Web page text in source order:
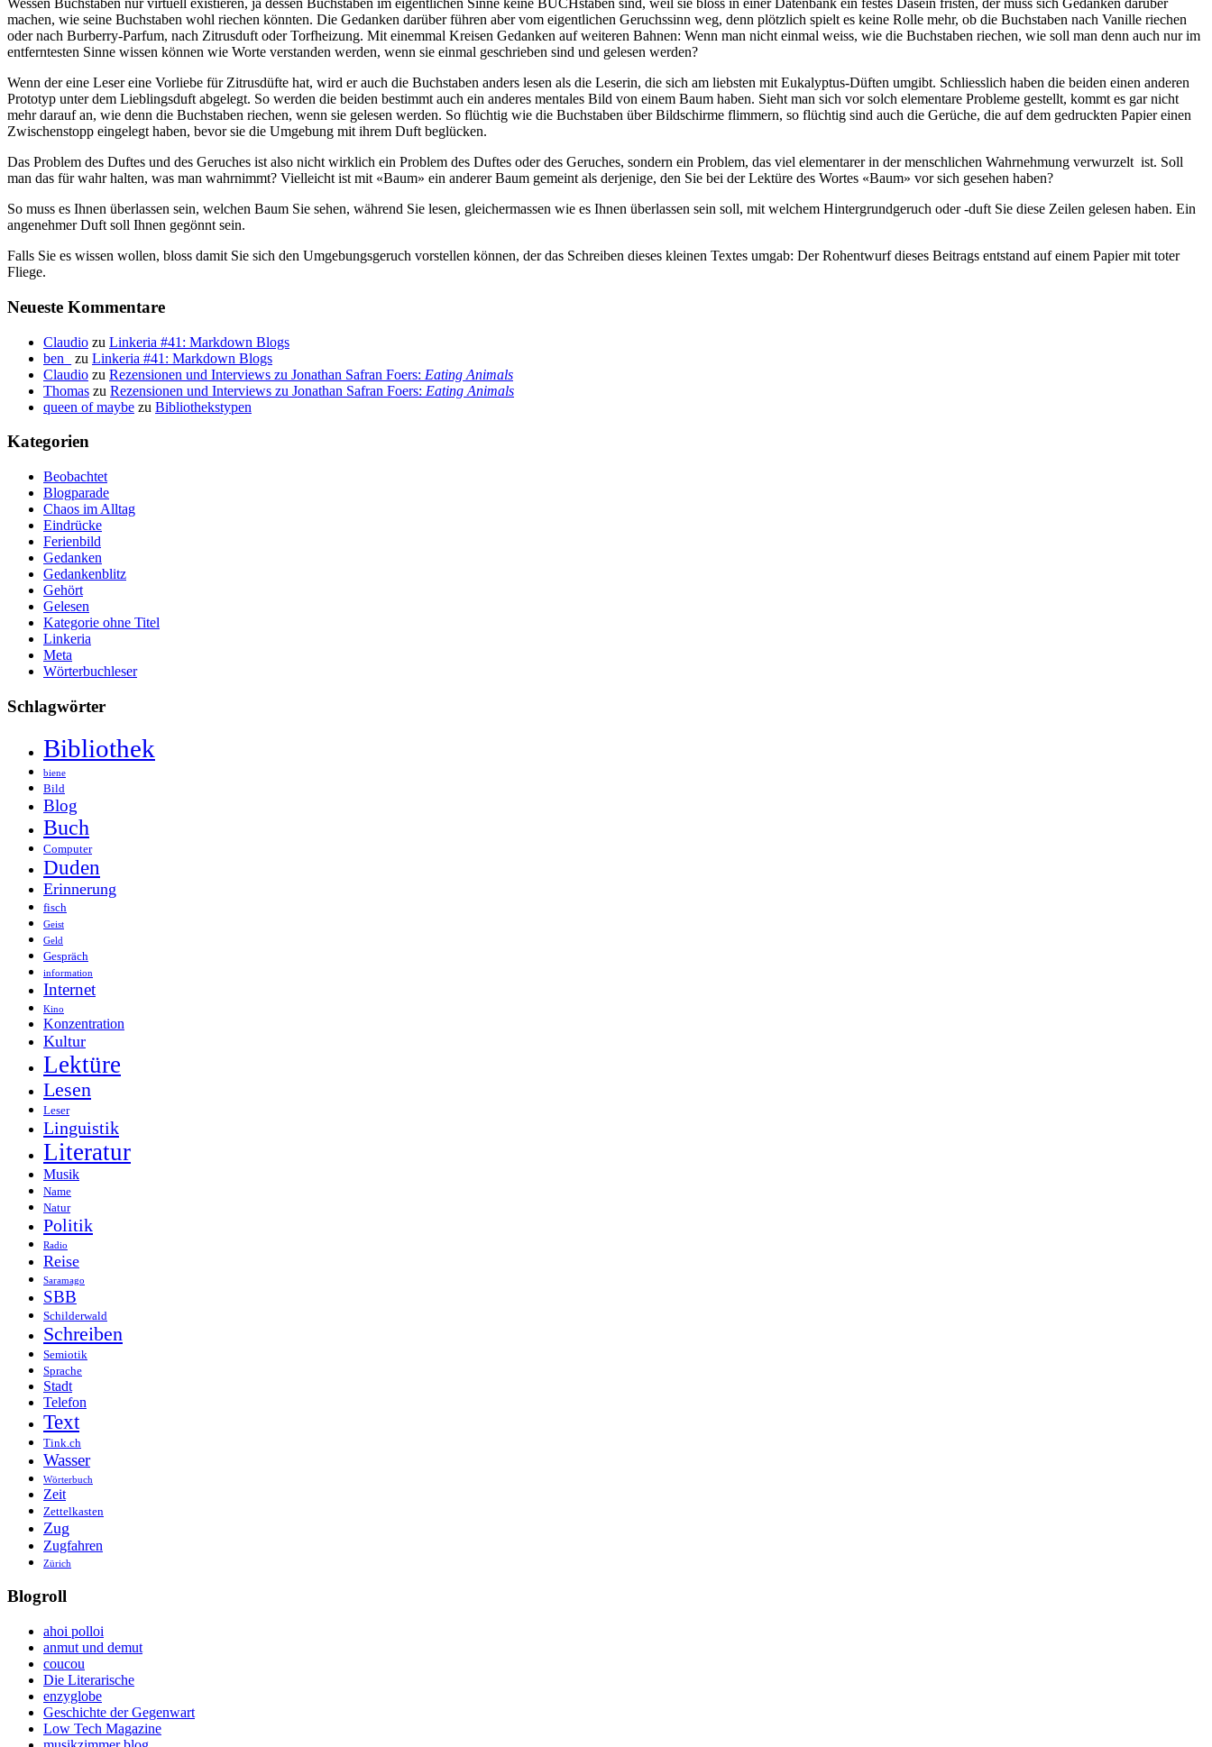
Wessen Buchstaben nur virtuell existieren, ja dessen Buchstaben im eigentlichen Sinne keine BUCHstaben sind, weil sie bloss in einer Datenbank ein festes Dasein fristen, der muss sich Gedanken darüber
machen, wie seine Buchstaben wohl riechen könnten. Die Gedanken darüber führen aber vom eigentlichen Geruchssinn weg, denn plötzlich spielt es keine Rolle mehr, ob die Buchstaben nach Vanille riechen
oder nach Burberry-Parfum, nach Zitrusduft oder Torfheizung. Mit einemmal Kreisen Gedanken auf weiteren Bahnen: Wenn man nicht einmal weiss, wie die Buchstaben riechen, wie soll man denn auch nur im
entferntesten Sinne wissen können wie Worte verstanden werden, wenn sie einmal geschrieben sind und gelesen werden?
Wenn der eine Leser eine Vorliebe für Zitrusdüfte hat, wird er auch die Buchstaben anders lesen als die Leserin, die sich am liebsten mit Eukalyptus-Düften umgibt. Schliesslich haben die beiden einen anderen
Prototyp unter dem Lieblingsduft abgelegt. So werden die beiden bestimmt auch ein anderes mentales Bild von einem Baum haben. Sieht man sich vor solch elementare Probleme gestellt, kommt es gar nicht
mehr darauf an, wie denn die Buchstaben riechen, wenn sie gelesen werden. So flüchtig wie die Buchstaben über Bildschirme flimmern, so flüchtig sind auch die Gerüche, die auf dem gedruckten Papier einen
Zwischenstopp eingelegt haben, bevor sie die Umgebung mit ihrem Duft beglücken.
Das Problem des Duftes und des Geruches ist also nicht wirklich ein Problem des Duftes oder des Geruches, sondern ein Problem, das viel elementarer in der menschlichen Wahrnehmung verwurzelt ist. Soll
man das für wahr halten, was man wahrnimmt? Vielleicht ist mit «Baum» ein anderer Baum gemeint als derjenige, den Sie bei der Lektüre des Wortes «Baum» vor sich gesehen haben?
So muss es Ihnen überlassen sein, welchen Baum Sie sehen, während Sie lesen, gleichermassen wie es Ihnen überlassen sein soll, mit welchem Hintergrundgeruch oder -duft Sie diese Zeilen gelesen haben. Ein
angenehmer Duft soll Ihnen gegönnt sein.
Falls Sie es wissen wollen, bloss damit Sie sich den Umgebungsgeruch vorstellen können, der das Schreiben dieses kleinen Textes umgab: Der Rohentwurf dieses Beitrags entstand auf einem Papier mit toter
Fliege.
Neueste Kommentare
Claudio zu Linkeria #41: Markdown Blogs
ben_
zu Linkeria #41: Markdown Blogs
Claudio zu Rezensionen und Interviews zu Jonathan Safran Foers: Eating Animals
Thomas zu Rezensionen und Interviews zu Jonathan Safran Foers: Eating Animals
queen of maybe zu Bibliothekstypen
Kategorien
Beobachtet
Blogparade
Chaos im Alltag
Eindrücke
Ferienbild
Gedanken
Gedankenblitz
Gehört
Gelesen
Kategorie ohne Titel
Linkeria
Meta
Wörterbuchleser
Schlagwörter
Bibliothek
biene
Bild
Blog
Buch
Computer
Duden
Erinnerung
fisch
Geist
Geld
Gespräch
information
Internet
Kino
Konzentration
Kultur
Lektüre
Lesen
Leser
Linguistik
Literatur
Musik
Name
Natur
Politik
Radio
Reise
Saramago
SBB
Schilderwald
Schreiben
Semiotik
Sprache
Stadt
Telefon
Text
Tink.ch
Wasser
Wörterbuch
Zeit
Zettelkasten
Zug
Zugfahren
Zürich
Blogroll
ahoi polloi
anmut und demut
coucou
Die Literarische
enzyglobe
Geschichte der Gegenwart
Low Tech Magazine